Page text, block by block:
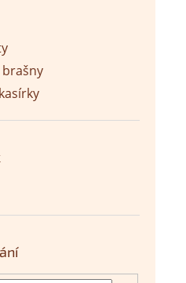
brašny